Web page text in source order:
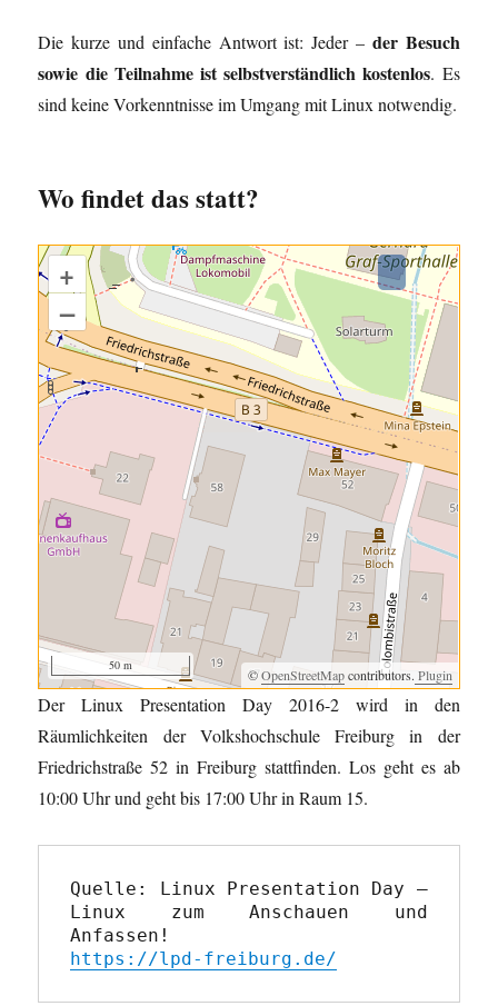
Die kurze und einfache Antwort ist: Jeder – der Besuch
sowie die Teilnahme ist selbstverständlich kostenlos. Es
sind keine Vorkenntnisse im Umgang mit Linux notwendig.
Wo findet das statt?
+
–
©OpenStreetMapcontributors. Plugin
50 m
Der Linux Presentation Day 2016-2 wird in den
Räumlichkeiten der Volkshochschule Freiburg in der
Friedrichstraße 52 in Freiburg stattfinden. Los geht es ab
10:00 Uhr und geht bis 17:00 Uhr in Raum 15.
Quelle: Linux Presentation Day –
Linux zum Anschauen und
https://lpd-freiburg.de/